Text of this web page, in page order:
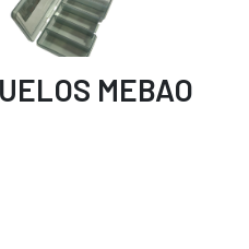
MEBAO